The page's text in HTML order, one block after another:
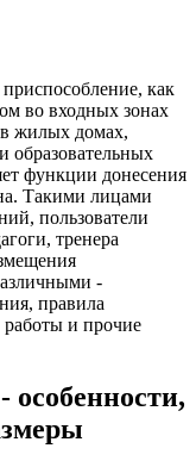
приспособление, как
во входных зонах
жилых домах,
образовательных
функции донесения
Такими лицами
пользователи
тренера
-
правила
работы и прочие